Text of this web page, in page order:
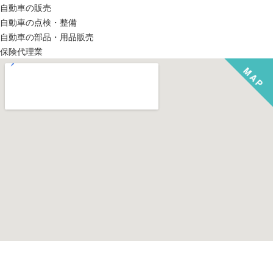
自動車の販売
自動車の点検・整備
自動車の部品・用品販売
保険代理業